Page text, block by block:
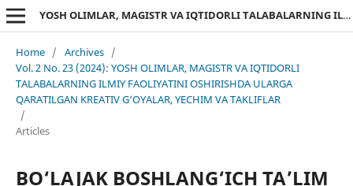
YOSH OLIMLAR, MAGISTR VA IQTIDORLI TALABALARNING ILMIY FAOLIYATINI OSHIRISHDA ULARGA QARATILGAN KREATIV G‘OYALAR, YECHIM VA TAKLIFLAR
Home / Archives /
Vol. 2 No. 23 (2024): YOSH OLIMLAR, MAGISTR VA IQTIDORLI
TALABALARNING ILMIY FAOLIYATINI OSHIRISHDA ULARGA
QARATILGAN KREATIV G‘OYALAR, YECHIM VA TAKLIFLAR
/
Articles
BO‘LAJAK BOSHLANG‘ICH TA’LIM